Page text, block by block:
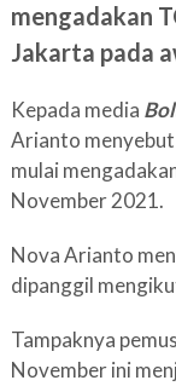
mengadakan
Jakarta pada
Kepada media
Arianto
mulai
November 2021.
Nova Arianto
dipanggil
Tampaknya
November ini